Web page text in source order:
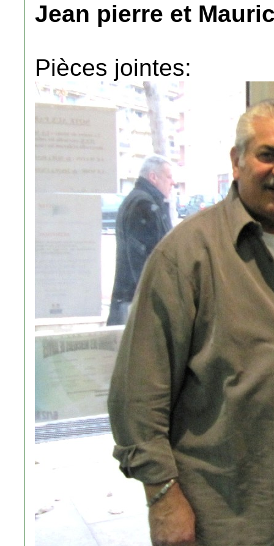
Jean pierre et
Pièces jointes: